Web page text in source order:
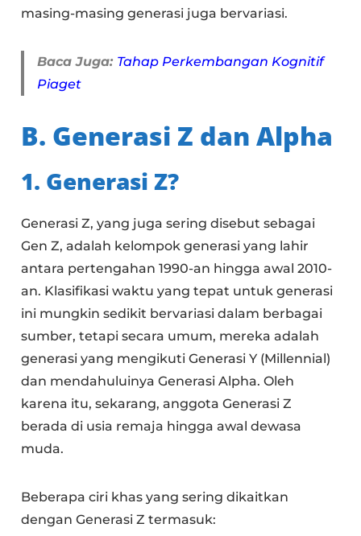
masing-masing generasi juga bervariasi.
Baca Juga: Tahap Perkembangan Kognitif
Piaget
B. Generasi Z dan Alpha
1. Generasi Z?
Generasi Z, yang juga sering disebut sebagai
Gen Z, adalah kelompok generasi yang lahir
antara pertengahan 1990-an hingga awal 2010-
an. Klasifikasi waktu yang tepat untuk generasi
ini mungkin sedikit bervariasi dalam berbagai
sumber, tetapi secara umum, mereka adalah
generasi yang mengikuti Generasi Y (Millennial)
dan mendahuluinya Generasi Alpha. Oleh
karena itu, sekarang, anggota Generasi Z
berada di usia remaja hingga awal dewasa
muda.
Beberapa ciri khas yang sering dikaitkan
dengan Generasi Z termasuk: